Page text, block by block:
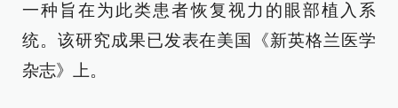
一种旨在为此类患者恢复视力的眼部植入系
统。该研究成果已发表在美国《新英格兰医学
杂志》上。